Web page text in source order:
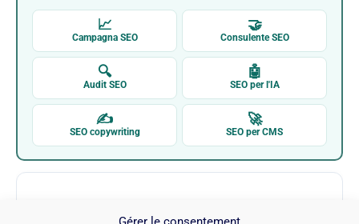
📈
Campagna SEO
🤝
Consulente SEO
🔍
Audit SEO
🤖
SEO per l'IA
✍
SEO copywriting
🚀
SEO per CMS